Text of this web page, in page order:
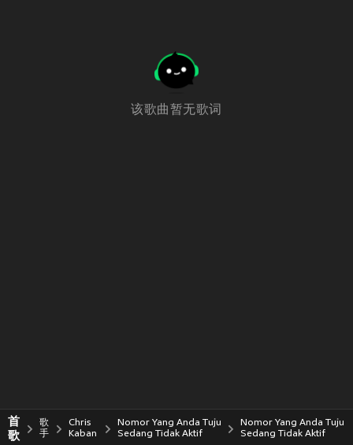
该歌曲暂无歌词
首
歌
歌
手
Chris
Kaban
Nomor Yang Anda Tuju
Sedang Tidak Aktif
Nomor Yang Anda Tuju
Sedang Tidak Aktif